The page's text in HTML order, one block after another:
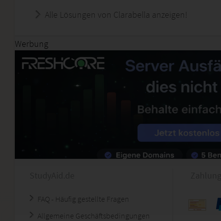
Alle Lösungen von Clarabella anzeigen!
Werbung
FAQ - Häufig gestellte Fragen
Allgemeine Geschäftsbedingungen